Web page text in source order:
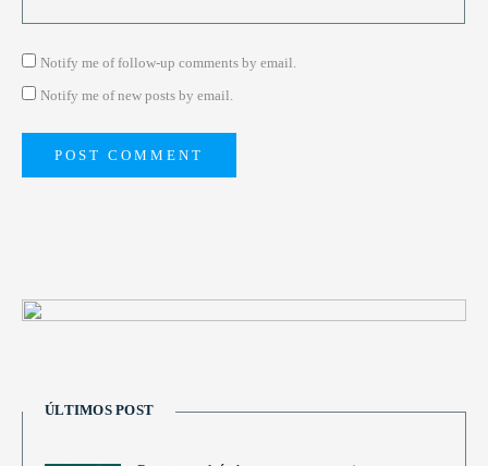
Notify me of follow-up comments by email.
Notify me of new posts by email.
ÚLTIMOS POST